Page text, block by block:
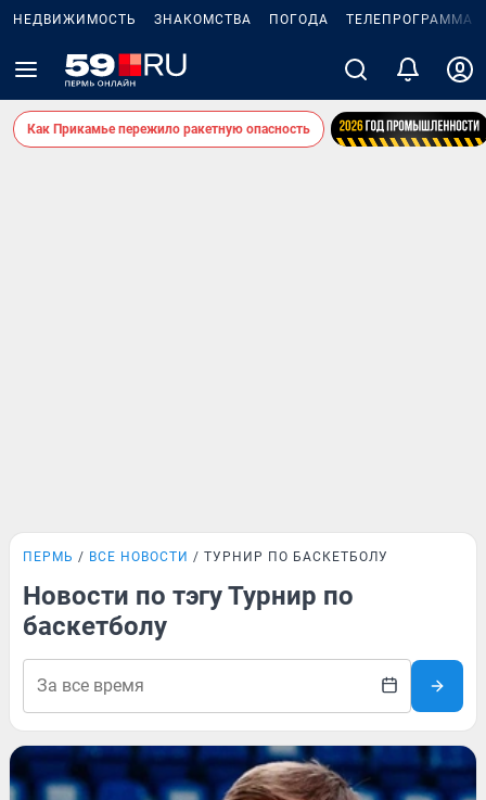
НЕДВИЖИМОСТЬ ЗНАКОМСТВА ПОГОДА ТЕЛЕПРОГРАММА
Как Прикамье пережило ракетную опасность
ПЕРМЬ ВСЕ НОВОСТИ ТУРНИР ПО БАСКЕТБОЛУ
Новости по тэгу Турнир по
баскетболу